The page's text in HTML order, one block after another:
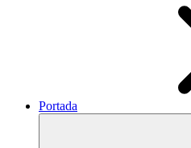
Portada